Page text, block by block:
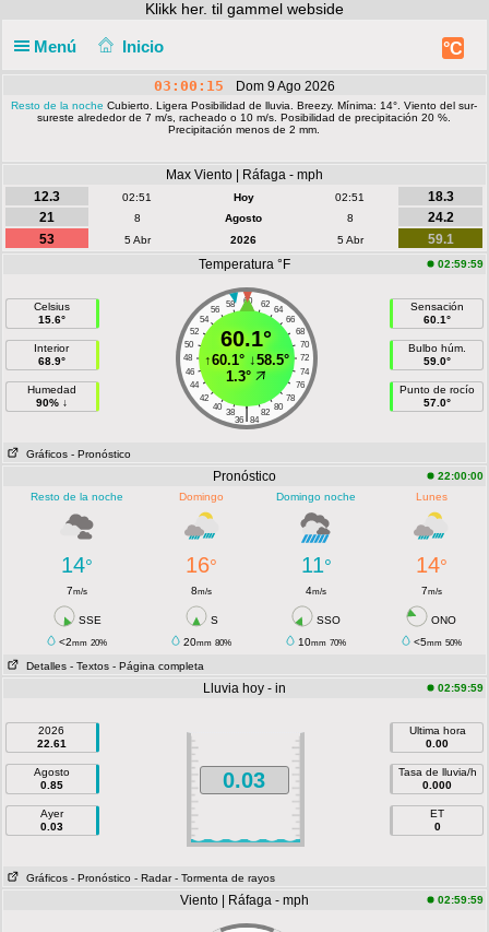
Klikk her. til gammel webside
Menú Inicio °C
03:00:15 Dom 9 Ago 2026
Resto de la noche Cubierto. Ligera Posibilidad de lluvia. Breezy. Mínima: 14°. Viento del sur-
sureste alrededor de 7 m/s, racheado o 10 m/s. Posibilidad de precipitación 20 %.
Precipitación menos de 2 mm.
Max Viento | Ráfaga - mph
12.3
02:51 Hoy 02:51
18.3
21
8 Agosto 8
24.2
53
5 Abr 2026 5 Abr
59.1
Temperatura °F
02:59:59
Celsius
15.6°
Interior
68.9°
Humedad
90% ↓
60
58 62
56
64
54
66
52
68
50
70
48
72
46
74
44
76
42
78
40
80
38 82
|
36 84
60.1°
↑60.1°↓58.5°
1.3°
Sensación
60.1°
Bulbo húm.
59.0°
Punto de rocío
57.0°
Gráficos - Pronóstico
Pronóstico
22:00:00
Resto de la noche
Domingo Domingo noche Lunes
14° 16° 11° 14°
7m/s 8m/s 4m/s 7m/s
SSE S SSO
ONO
<2mm 20% 20mm 80% 10mm 70% <5mm 50%
Detalles - Textos - Página completa
Lluvia hoy - in 02:59:59
2026
22.61
Agosto
0.85
Ayer
0.03
0.03
Ultima hora
0.00
Tasa de lluvia/h
0.000
ET
0
Gráficos - Pronóstico - Radar - Tormenta de rayos
Viento | Ráfaga - mph 02:59:59